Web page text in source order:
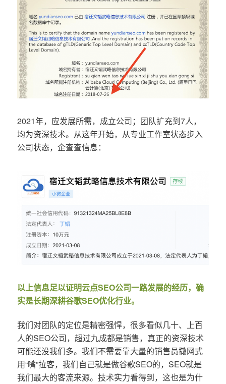
2021年，应发展所需，成立公司；团队扩充到7人，
均为资深技术。从这年开始，从专业工作室状态步入
公司状态，企查查信息：
以上信息足以证明云点SEO公司一路发展的经历，确
实是长期深耕谷歌SEO优化行业。
我们对团队的定位是精密强悍，很多看似几十、上百
人的SEO公司，超过九成都是销售，真正的资深技术
可能还没我们多。我们不需要靠大量的销售员撒网式
用“嘴”拉客，我们自己就是做谷歌SEO的，SEO就是
我们最大的客流来源。技术实力看得到，这也是为什